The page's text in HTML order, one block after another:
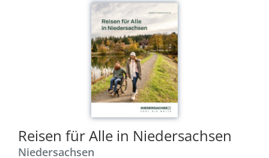
Reisen für Alle in Niedersachsen
Niedersachsen